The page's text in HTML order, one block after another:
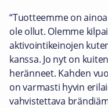
“Tuotteemme on
ole ollut. Olemme
aktivointikeinojen
kanssa. Jo nyt on
heränneet. Kahden
on varmasti hyvin
vahvistettava